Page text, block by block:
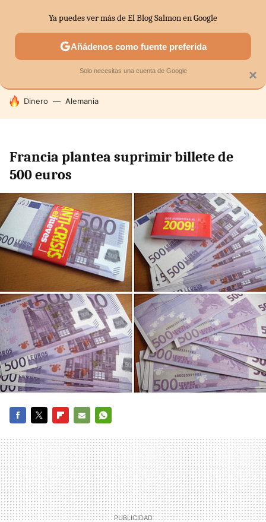
SECTORES ECONOMÍA DOMÉSTICA MERCADOS
HOY SE HABLA DE
Dinero Alemania
Francia plantea suprimir billete de
500 euros
MAIL
×
Ya puedes ver más de El Blog Salmon en Google
Añádenos como fuente preferida
Solo necesitas una cuenta de Google